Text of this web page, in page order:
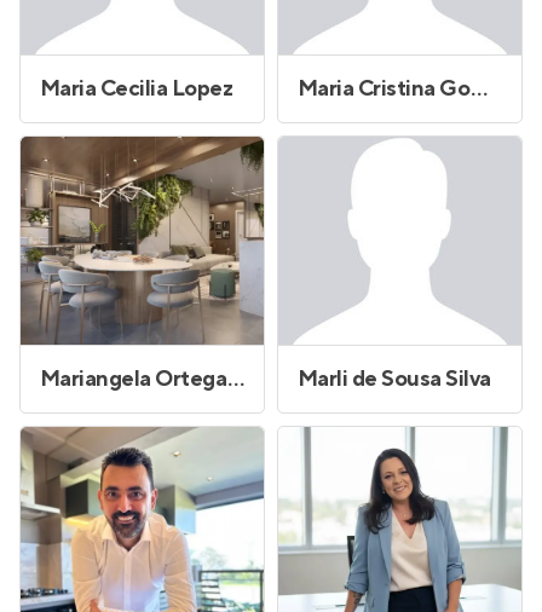
Maria Cecilia Lopez Maria Cristina Gomes Gurgem
Mariangela Ortega Silveira Paulino Marli de Sousa Silva